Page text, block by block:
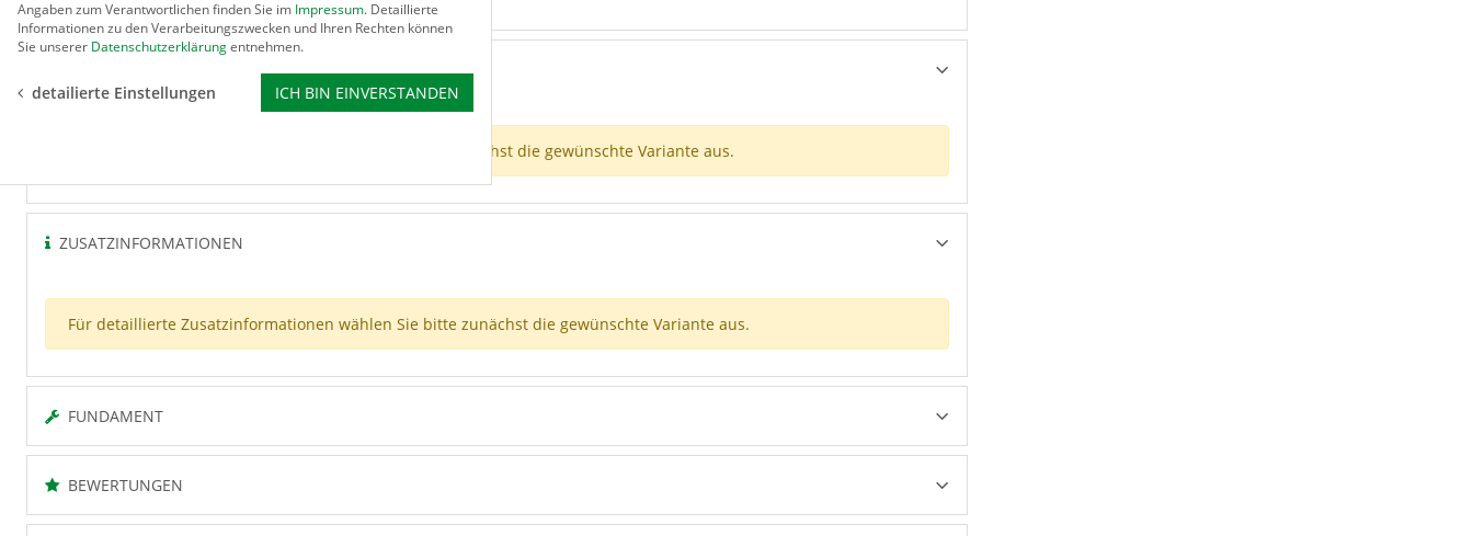
Für detaillierte Technische Details wählen Sie bitte zunächst die gewünschte Variante aus.
ZUSATZINFORMATIONEN
Für detaillierte Zusatzinformationen wählen Sie bitte zunächst die gewünschte Variante aus.
FUNDAMENT
BEWERTUNGEN
Angaben zum Verantwortlichen finden Sie im Impressum. Detaillierte
Informationen zu den Verarbeitungszwecken und Ihren Rechten können
Sie unserer Datenschutzerklärung entnehmen.
detailierte Einstellungen ICH BIN EINVERSTANDEN